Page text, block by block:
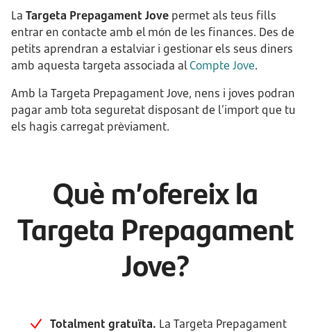
La Targeta Prepagament Jove permet als teus fills
entrar en contacte amb el món de les finances. Des de
petits aprendran a estalviar i gestionar els seus diners
amb aquesta targeta associada alCompte Jove.
Amb la Targeta Prepagament Jove, nens i joves podran
pagar amb tota seguretat disposant de l’import que tu
els hagis carregat prèviament.
Què m’ofereix la
Targeta Prepagament
Jove?
Totalment gratuïta. La Targeta Prepagament